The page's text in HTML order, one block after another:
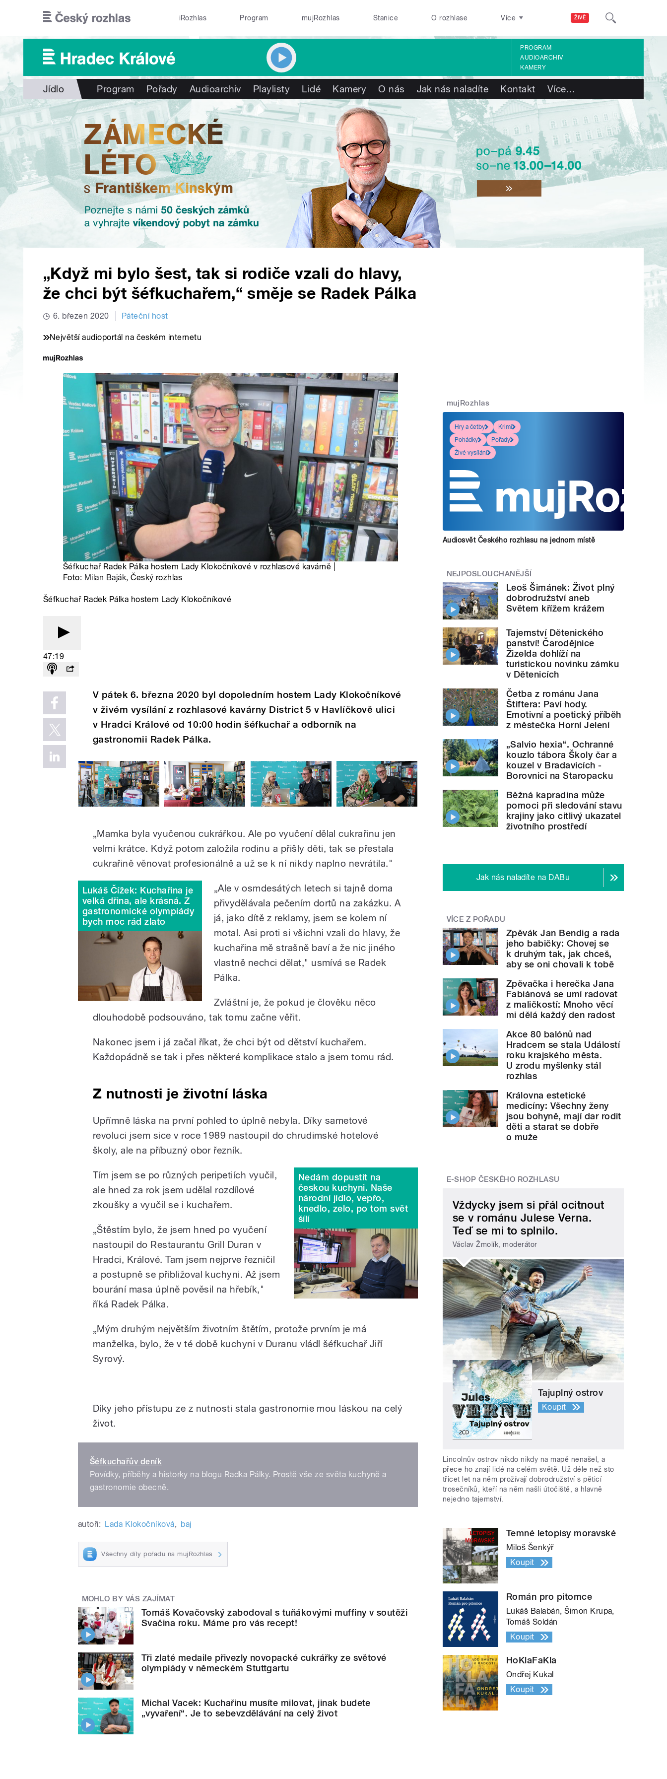
ŽIVĚ
iRozhlas Program mujRozhlas Stanice O rozhlase Více
PROGRAM
AUDIOARCHIV
KAMERY
Jídlo Program Pořady Audioarchiv Playlisty Lidé Kamery O nás Jak nás naladíte Kontakt Více…
„Když mi bylo šest, tak si rodiče vzali do hlavy,
že chci být šéfkuchařem,“ směje se Radek Pálka
6. březen 2020 Páteční host
Největší audioportál na českém internetu
Šéfkuchař Radek Pálka hostem Lady Klokočníkové v rozhlasové kavárně |
Foto: Milan Baják, Český rozhlas
Šéfkuchař Radek Pálka hostem Lady Klokočníkové
47:19
V pátek 6. března 2020 byl dopoledním hostem Lady Klokočníkové
v živém vysílání z rozhlasové kavárny District 5 v Havlíčkově ulici
v Hradci Králové od 10:00 hodin šéfkuchař a odborník na
gastronomii Radek Pálka.
„Mamka byla vyučenou cukrářkou. Ale po vyučení dělal cukrařinu jen
velmi krátce. Když potom založila rodinu a přišly děti, tak se přestala
cukrařině věnovat profesionálně a už se k ní nikdy naplno nevrátila."
Lukáš Čížek: Kuchařina je
velká dřina, ale krásná. Z
gastronomické olympiády
bych moc rád zlato
„Ale v osmdesátých letech si tajně doma
přivydělávala pečením dortů na zakázku. A
já, jako dítě z reklamy, jsem se kolem ní
motal. Asi proti si všichni vzali do hlavy, že
kuchařina mě strašně baví a že nic jiného
vlastně nechci dělat," usmívá se Radek
Pálka.
Zvláštní je, že pokud je člověku něco
dlouhodobě podsouváno, tak tomu začne věřit.
Nakonec jsem i já začal říkat, že chci být od dětství kuchařem.
Každopádně se tak i přes některé komplikace stalo a jsem tomu rád.
Z nutnosti je životní láska
Upřímně láska na první pohled to úplně nebyla. Díky sametové
revoluci jsem sice v roce 1989 nastoupil do chrudimské hotelové
školy, ale na příbuzný obor řezník.
Nedám dopustit na
českou kuchyni. Naše
národní jídlo, vepřo,
knedlo, zelo, po tom svět
šílí
Tím jsem se po různých peripetiích vyučil,
ale hned za rok jsem udělal rozdílové
zkoušky a vyučil se i kuchařem.
„Štěstím bylo, že jsem hned po vyučení
nastoupil do Restaurantu Grill Duran v
Hradci, Králové. Tam jsem nejprve řezničil
a postupně se přibližoval kuchyni. Až jsem
bourání masa úplně pověsil na hřebík,"
říká Radek Pálka.
„Mým druhým největším životním štětím, protože prvním je má
manželka, bylo, že v té době kuchyni v Duranu vládl šéfkuchař Jiří
Syrový.
Díky jeho přístupu ze z nutnosti stala gastronomie mou láskou na celý
život.
Šéfkuchařův deník
Povídky, příběhy a historky na blogu Radka Pálky. Prostě vše ze světa kuchyně a
gastronomie obecně.
autoři: Lada Klokočníková, baj
Všechny díly pořadu na mujRozhlas
MOHLO BY VÁS ZAJÍMAT
Tomáš Kovačovský zabodoval s tuňákovými muffiny v soutěži
Svačina roku. Máme pro vás recept!
Tři zlaté medaile přivezly novopacké cukrářky ze světové
olympiády v německém Stuttgartu
Michal Vacek: Kuchařinu musíte milovat, jinak budete
„vyvaření“. Je to sebevzdělávání na celý život
mujRozhlas
Hry a četby
Krimi
Pohádky
Pořady
Živé vysílání
Audiosvět Českého rozhlasu na jednom místě
NEJPOSLOUCHANĚJŠÍ
Leoš Šimánek: Život plný
dobrodružství aneb
Světem křížem krážem
Tajemství Dětenického
panství! Čarodějnice
Žizelda dohlíží na
turistickou novinku zámku
v Dětenicích
Četba z románu Jana
Štiftera: Paví hody.
Emotivní a poetický příběh
z městečka Horní Jelení
„Salvio hexia“. Ochranné
kouzlo tábora Školy čar a
kouzel v Bradavicích -
Borovnici na Staropacku
Běžná kapradina může
pomoci při sledování stavu
krajiny jako citlivý ukazatel
životního prostředí
Jak nás naladíte na DABu
VÍCE Z POŘADU
Zpěvák Jan Bendig a rada
jeho babičky: Chovej se
k druhým tak, jak chceš,
aby se oni chovali k tobě
Zpěvačka i herečka Jana
Fabiánová se umí radovat
z maličkostí: Mnoho věcí
mi dělá každý den radost
Akce 80 balónů nad
Hradcem se stala Událostí
roku krajského města.
U zrodu myšlenky stál
rozhlas
Královna estetické
medicíny: Všechny ženy
jsou bohyně, mají dar rodit
děti a starat se dobře
o muže
E-SHOP ČESKÉHO ROZHLASU
Vždycky jsem si přál ocitnout
se v románu Julese Verna.
Teď se mi to splnilo.
Václav Žmolík, moderátor
Tajuplný ostrov
Koupit
Lincolnův ostrov nikdo nikdy na mapě nenašel, a
přece ho znají lidé na celém světě. Už déle než sto
třicet let na něm prožívají dobrodružství s pěticí
trosečníků, kteří na něm našli útočiště, a hlavně
nejedno tajemství.
Temné letopisy moravské
Miloš Šenkýř
Koupit
Román pro pitomce
Lukáš Balabán, Šimon Krupa,
Tomáš Soldán
Koupit
HoKlaFaKla
Ondřej Kukal
Koupit